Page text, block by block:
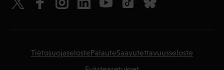
TietosuojaselostePalauteSaavutettavuusseloste